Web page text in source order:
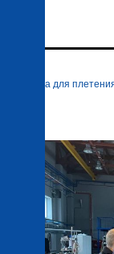
Машина для